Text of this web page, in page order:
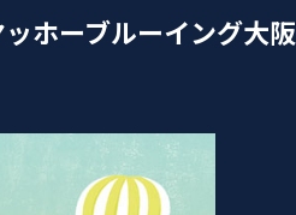
ホーブルーイング大阪